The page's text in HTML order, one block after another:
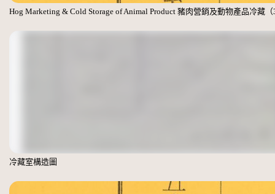
Hog Marketing & Cold Storage of Animal Product 豬肉營銷及動物產品冷藏（
冷藏室構造圖